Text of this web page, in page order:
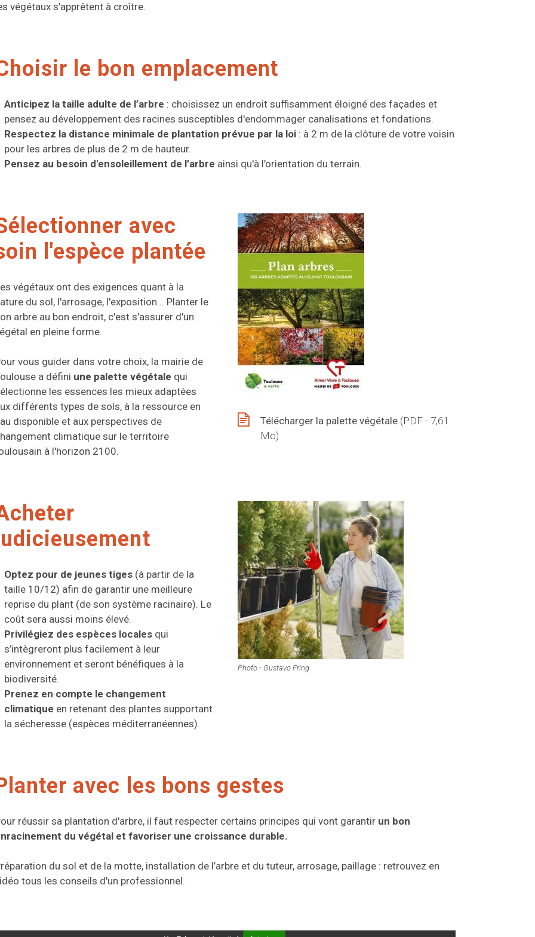
végétaux s’apprêtent à croître.
le bon emplacement
Anticipez la taille adulte de l’arbre : choisissez un endroit suffisamment éloigné des façades et
pensez au développement des racines susceptibles d'endommager canalisations et fondations.
Respectez la distance minimale de plantation prévue par la loi: à 2 m de la clôture de votre voisin
pour les arbres de plus de 2 m de hauteur.
Pensez au besoin d'ensoleillement de l’arbre ainsi qu'à l’orientation du terrain.
avec
l'espèce plantée
végétaux ont des exigences quant à la
du sol, l'arrosage, l'exposition... Planter le
arbre au bon endroit, c'est s'assurer d'un
en pleine forme.
vous guider dans votre choix, la mairie de
a défini une palette végétale qui
les essences les mieux adaptées
différents types de sols, à la ressource en
disponible et aux perspectives de
climatique sur le territoire
à l'horizon 2100.
Télécharger la palette végétale (PDF - 7,61
Mo)
Optez pour de jeunes tiges(à partir de la
taille 10/12) afin de garantir une meilleure
reprise du plant (de son système racinaire). Le
coût sera aussi moins élevé.
Privilégiez des espèces localesqui
s’intègreront plus facilement à leur
environnement et seront bénéfiques à la
biodiversité.
Prenez en compte le changement
climatique en retenant des plantes supportant
la sécheresse (espèces méditerranéennes).
Photo - Gustavo Fring
avec les bons gestes
réussir sa plantation d'arbre, il faut respecter certains principes qui vont garantir un bon
du végétal et favoriser une croissance durable.
du sol et de la motte, installation de l’arbre et du tuteur, arrosage, paillage : retrouvez en
tous les conseils d'un professionnel.